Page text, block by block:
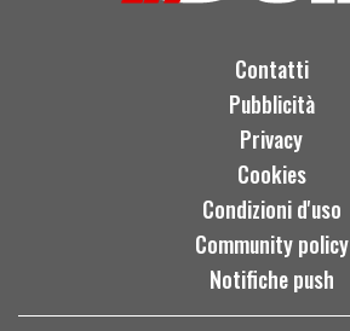
Contatti
Pubblicità
Privacy
Cookies
Condizioni d'uso
Community policy
Notifiche push